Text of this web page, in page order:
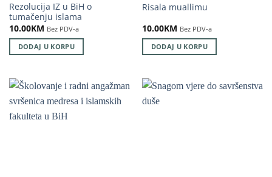
Rezolucija IZ u BiH o
tumačenju islama
10.00KM Bez PDV-a
DODAJ U KORPU
Risala muallimu
10.00KM Bez PDV-a
DODAJ U KORPU